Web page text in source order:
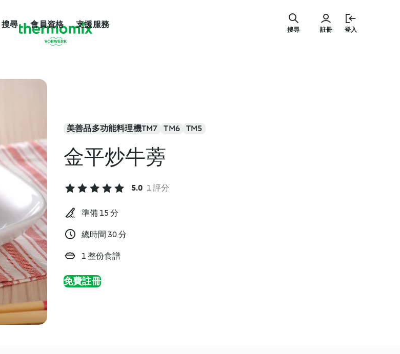
搜尋 會員資格 支援服務
註冊 登入
搜尋
美善品多功能料理機TM7 TM6 TM5
金平炒牛蒡
5.0 1 評分
準備 15 分
總時間 30 分
1 整份食譜
免費註冊